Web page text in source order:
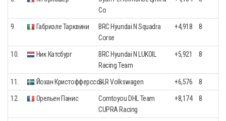
Co
9. Габриэле Тарквини
BRC Hyundai N Squadra
Corse
+4,918 8
10. Ник Катсбург
BRC Hyundai N LUKOIL
Racing Team
+5,921 8
11. Йохан КристофферссонSLR Volkswagen +6,576 8
12. Орельен Панис
Comtoyou DHL Team
CUPRA Racing
+8,174 8